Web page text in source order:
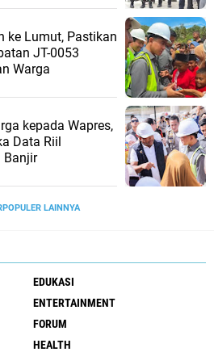
ke Lumut, Pastikan
JT-0053
Warga
kepada Wapres,
Data Riil
Banjir
LAINNYA
EDUKASI
ENTERTAINMENT
FORUM
HEALTH